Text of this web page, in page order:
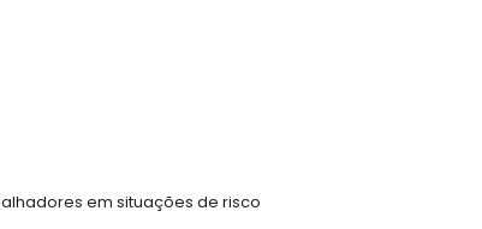
em situações de risco